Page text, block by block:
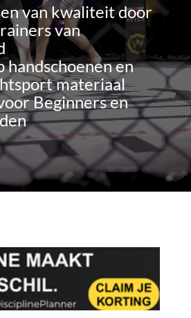
van kwaliteit door
van
handschoenen en
materiaal
Beginners en